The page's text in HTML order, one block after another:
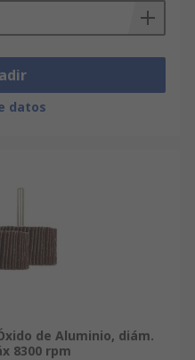
datos
de Aluminio, diám.
8300 rpm